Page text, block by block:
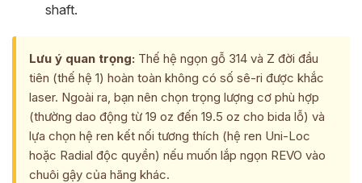
shaft.
Lưu ý quan trọng: Thế hệ ngọn gỗ 314 và Z đời đầu
tiên (thế hệ 1) hoàn toàn không có số sê-ri được khắc
laser. Ngoài ra, bạn nên chọn trọng lượng cơ phù hợp
(thường dao động từ 19 oz đến 19.5 oz cho bida lỗ) và
lựa chọn hệ ren kết nối tương thích (hệ ren Uni-Loc
hoặc Radial độc quyền) nếu muốn lắp ngọn REVO vào
chuôi gậy của hãng khác.